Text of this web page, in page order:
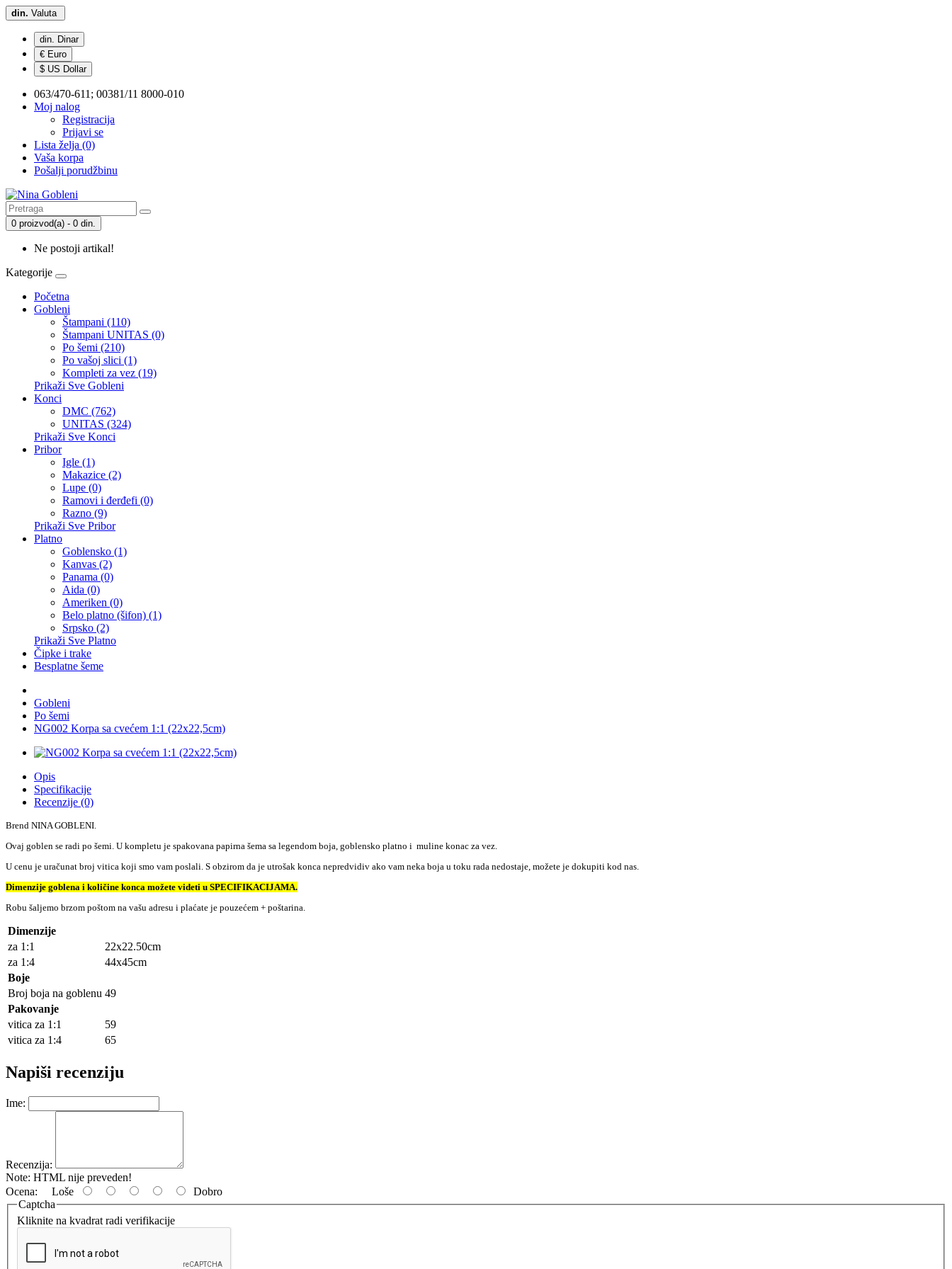
din. Valuta
din. Dinar
€ Euro
$ US Dollar
063/470-611; 00381/11 8000-010
Moj nalog
Registracija
Prijavi se
Lista želja (0)
Vaša korpa
Pošalji porudžbinu
0 proizvod(a) - 0 din.
Ne postoji artikal!
Kategorije
Početna
Gobleni
Štampani (110)
Štampani UNITAS (0)
Po šemi (210)
Po vašoj slici (1)
Kompleti za vez (19)
Prikaži Sve Gobleni
Konci
DMC (762)
UNITAS (324)
Prikaži Sve Konci
Pribor
Igle (1)
Makazice (2)
Lupe (0)
Ramovi i đerđefi (0)
Razno (9)
Prikaži Sve Pribor
Platno
Goblensko (1)
Kanvas (2)
Panama (0)
Aida (0)
Ameriken (0)
Belo platno (šifon) (1)
Srpsko (2)
Prikaži Sve Platno
Čipke i trake
Besplatne šeme
Gobleni
Po šemi
NG002 Korpa sa cvećem 1:1 (22x22,5cm)
Opis
Specifikacije
Recenzije (0)
Brend NINA GOBLENI.
Ovaj goblen se radi po šemi. U kompletu je spakovana papirna šema sa legendom boja, goblensko platno i muline konac za vez.
U cenu je uračunat broj vitica koji smo vam poslali. S obzirom da je utrošak konca nepredvidiv ako vam neka boja u toku rada nedostaje, možete je dokupiti kod nas.
Dimenzije goblena i količine konca možete videti u SPECIFIKACIJAMA.
Robu šaljemo brzom poštom na vašu adresu i plaćate je pouzećem + poštarina.
Dimenzije
za 1:1
22x22.50cm
za 1:4
44x45cm
Boje
Broj boja na goblenu 49
Pakovanje
vitica za 1:1
59
vitica za 1:4
65
Napiši recenziju
Ime:
Recenzija:
Note: HTML nije preveden!
Ocena: Loše
Dobro
Captcha
Kliknite na kvadrat radi verifikacije